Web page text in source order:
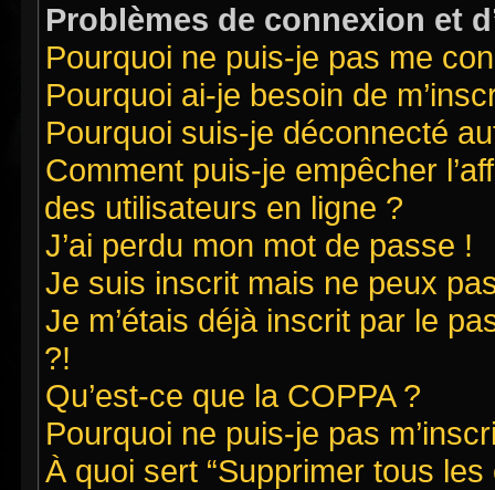
Problèmes de connexion et
Pourquoi ne puis-je pas me
Pourquoi ai-je besoin de
Pourquoi suis-je déconnecté
Comment puis-je empêcher
des utilisateurs en ligne ?
J’ai perdu mon mot de passe !
Je suis inscrit mais ne peux
Je m’étais déjà inscrit par le
?!
Qu’est-ce que la COPPA ?
Pourquoi ne puis-je pas
À quoi sert “Supprimer tous